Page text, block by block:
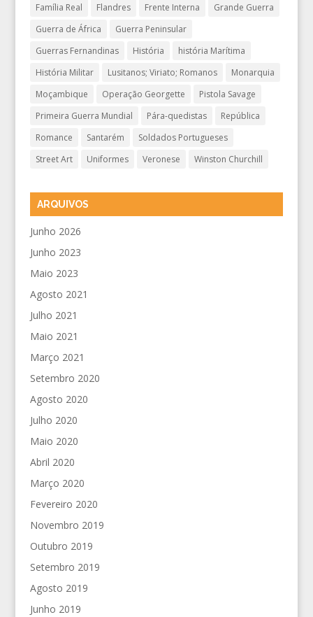
Família Real
Flandres Frente Interna
Grande Guerra
Guerra de África
Guerra Peninsular
Guerras Fernandinas
História
história Marítima
História Militar
Lusitanos; Viriato; Romanos
Monarquia
Moçambique
Operação Georgette
Pistola Savage
Primeira Guerra Mundial
Pára-quedistas
República
Romance
Santarém
Soldados Portugueses
Street Art
Uniformes Veronese Winston Churchill
ARQUIVOS
Junho 2026
Junho 2023
Maio 2023
Agosto 2021
Julho 2021
Maio 2021
Março 2021
Setembro 2020
Agosto 2020
Julho 2020
Maio 2020
Abril 2020
Março 2020
Fevereiro 2020
Novembro 2019
Outubro 2019
Setembro 2019
Agosto 2019
Junho 2019